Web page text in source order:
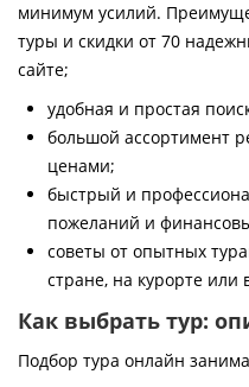
минимум усилий.
туры и скидки от 70
сайте;
удобная и простая
большой ассортимент
ценами;
быстрый и
пожеланий и
советы от опытных
стране, на курорте или
Как выбрать тур:
Подбор тура онлайн